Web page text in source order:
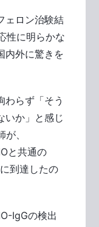
ェロン治験結
性に明らかな
内外に驚きを
わらず「そう
いか」と感じ
、
と共通の
到達したの
IgGの検出